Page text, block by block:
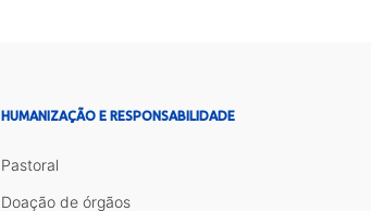
HUMANIZAÇÃO E RESPONSABILIDADE
Pastoral
Doação de órgãos